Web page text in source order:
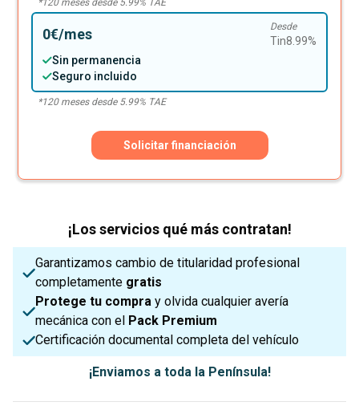
*120meses desde 5.99% TAE
0€/mes Desde
Tin8.99%
Sin permanencia
Seguro incluido
*120meses desde 5.99% TAE
Solicitar financiación
¡Los servicios qué más contratan!
Garantizamos cambio de titularidad profesional
completamente gratis
Protege tu compra y olvida cualquier avería
mecánica con el Pack Premium
Certificación documental completa del vehículo
¡Enviamos a toda la Península!